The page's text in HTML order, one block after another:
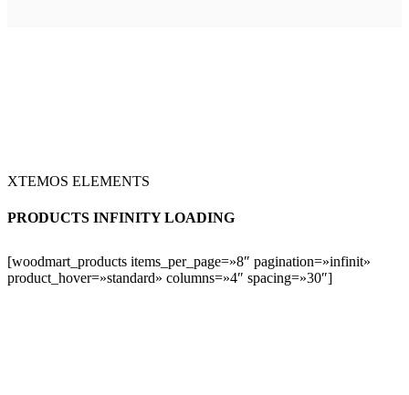
XTEMOS ELEMENTS
PRODUCTS INFINITY LOADING
[woodmart_products items_per_page=»8″ pagination=»infinit»
product_hover=»standard» columns=»4″ spacing=»30″]